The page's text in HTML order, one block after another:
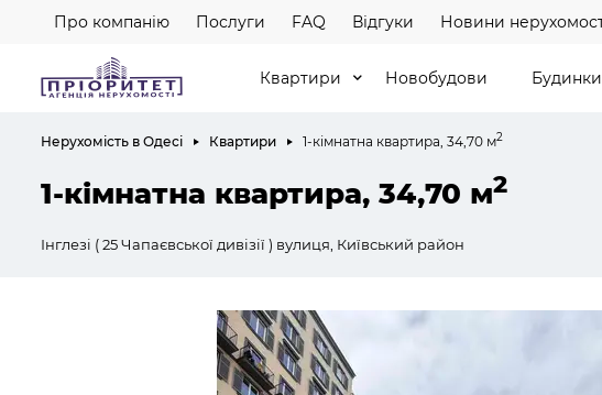
Про компанію Послуги FAQ Відгуки Новини
Квартири Новобудови Будинки
Нерухомість в Одесі Квартири 1-кімнатна квартира, 34,70 м2
1-кімнатна квартира, 34,70 м2
Інглезі ( 25 Чапаєвської дивізії ) вулиця, Київський район